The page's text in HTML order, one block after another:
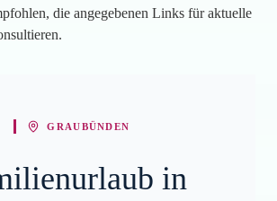
die angegebenen Links für aktuelle
GRAUBÜNDEN
in